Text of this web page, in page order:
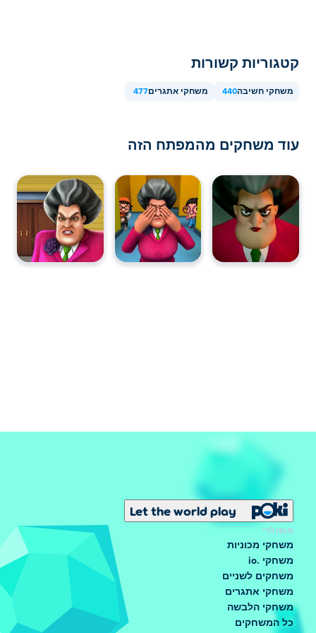
קטגוריות קשורות
משחקי חשיבה440 משחקי אתגרים477
עוד משחקים מהמפתח הזה
Let the world play
פופולרי
משחקי מכוניות
משחקי .io
משחקים לשניים
משחקי אתגרים
משחקי הלבשה
כל המשחקים